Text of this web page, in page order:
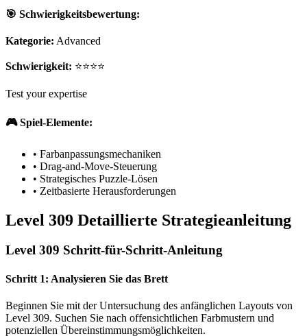
🎯 Schwierigkeitsbewertung:
Kategorie: Advanced
Schwierigkeit: ⭐⭐⭐⭐
Test your expertise
🎮 Spiel-Elemente:
• Farbanpassungsmechaniken
• Drag-and-Move-Steuerung
• Strategisches Puzzle-Lösen
• Zeitbasierte Herausforderungen
Level 309 Detaillierte Strategieanleitung
Level 309 Schritt-für-Schritt-Anleitung
Schritt 1: Analysieren Sie das Brett
Beginnen Sie mit der Untersuchung des anfänglichen Layouts von
Level 309. Suchen Sie nach offensichtlichen Farbmustern und
potenziellen Übereinstimmungsmöglichkeiten.